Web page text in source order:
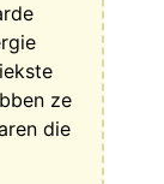
ze
die